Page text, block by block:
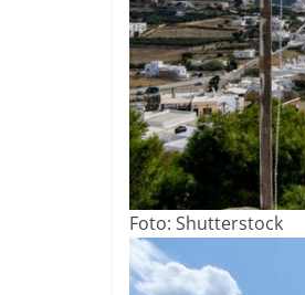
Foto: Shutterstock